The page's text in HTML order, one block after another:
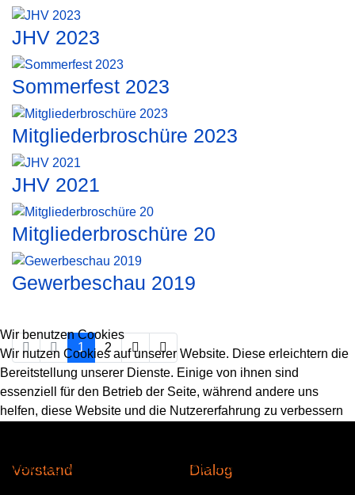
JHV 2023
Sommerfest 2023
Mitgliederbroschüre 2023
JHV 2021
Mitgliederbroschüre 20
Gewerbeschau 2019
1 2
Vorstand Dialog
Wir benutzen Cookies
Wir nutzen Cookies auf unserer Website. Diese erleichtern die
Bereitstellung unserer Dienste. Einige von ihnen sind
essenziell für den Betrieb der Seite, während andere uns
helfen, diese Website und die Nutzererfahrung zu verbessern
Ablehnung womöglich nicht mehr alle Funktionalitäten der